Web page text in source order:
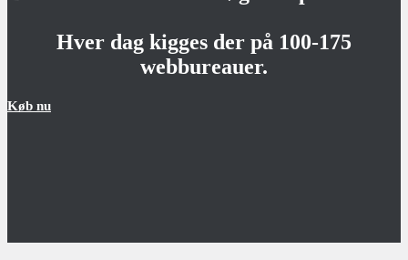
Hver dag kigges der på 100-175
webbureauer.
Køb nu